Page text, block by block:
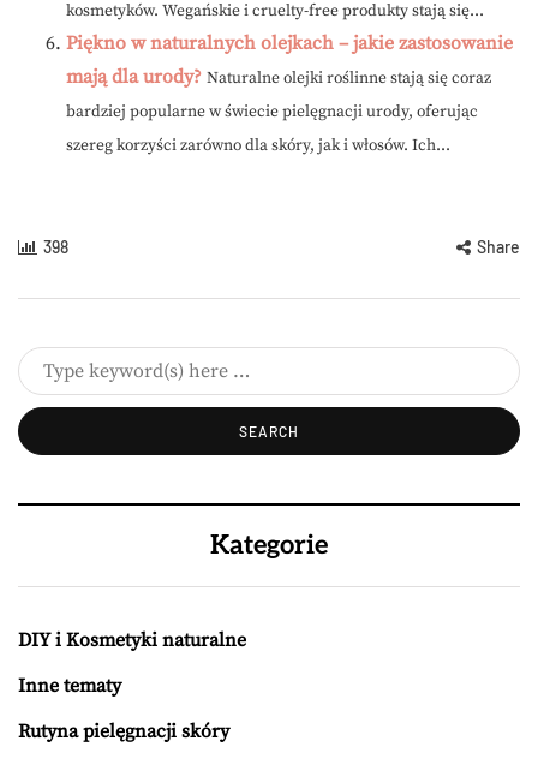
kosmetyków. Wegańskie i cruelty-free produkty stają się...
Piękno w naturalnych olejkach – jakie zastosowanie
mają dla urody? Naturalne olejki roślinne stają się coraz
bardziej popularne w świecie pielęgnacji urody, oferując
szereg korzyści zarówno dla skóry, jak i włosów. Ich...
398 Share
Kategorie
DIY i Kosmetyki naturalne
Inne tematy
Rutyna pielęgnacji skóry